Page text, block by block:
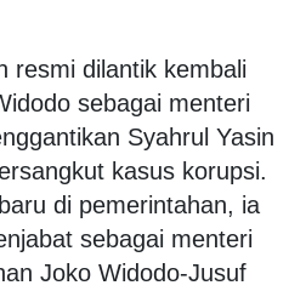
resmi dilantik kembali
sebagai menteri
Syahrul Yasin
kasus korupsi.
di pemerintahan, ia
sebagai menteri
Joko Widodo-Jusuf